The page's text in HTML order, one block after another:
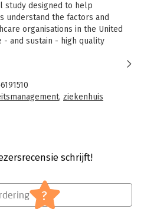
study designed to help
understand the factors and
organisations in the United
- and sustain - high quality
evidence-based outlook
for research and practice
of possible challenges has
any 'gaps' in initiatives.
shapers including hospital chief
and service
will also find much of interest.
, ziekenhuis
schrijft!
?